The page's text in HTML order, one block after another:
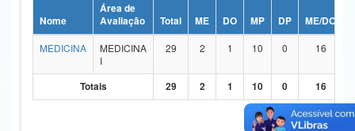
Ministério da Ciência, Tecnologia, Inovações e Comunicações
Ministério do Meio Ambiente
Ministério do Turismo
Nome
Área de
Avaliação
Total ME DO MP DP ME/DO
MEDICINA
MEDICINA
I
29 2 1 10 0 16
Totais 29 2 1 10 0 16